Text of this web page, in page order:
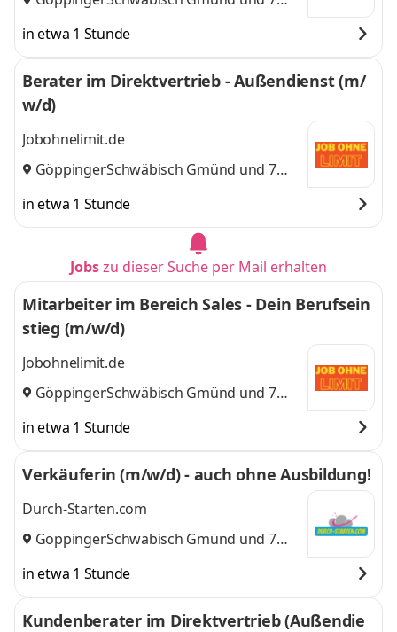
in etwa 1 Stunde
Berater im Direktvertrieb - Außendienst (m/
w/d)
Jobohnelimit.de
Göppingen,
Schwäbisch Gmünd und 7
in etwa 1 Stunde
Jobszu dieser Suche per Mail erhalten
Mitarbeiter im Bereich Sales - Dein Berufsein
stieg (m/w/d)
Jobohnelimit.de
Göppingen,
Schwäbisch Gmünd und 7
in etwa 1 Stunde
Verkäuferin (m/w/d) - auch ohne Ausbildung!
Durch-Starten.com
Göppingen,
Schwäbisch Gmünd und 7
in etwa 1 Stunde
Kundenberater im Direktvertrieb (Außendie